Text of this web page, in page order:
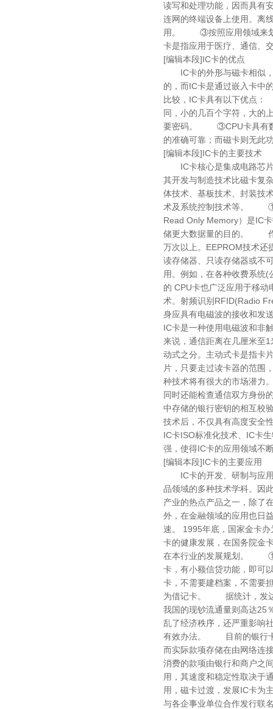
读写和处理功能，因而具有
连网的终端设备上使用。离
用。 ③按照应用领域来划
卡是指应用于医疗、通信、
[编辑本段]IC卡的优点
IC卡的外形与磁卡相似，
的，而IC卡是通过嵌入卡中
比较，IC卡具有以下优点
同，小的几百个字符，大
要密码。 ③CPU卡具有数
的准确可靠；而磁卡则无
[编辑本段]IC卡的主要技术
IC卡核心是集成电路芯片
其开发与制造技术比磁卡复
体技术、基板技术、封装技
术及系统控制技术等。
Read Only Memory）是IC
储更大数据量的目的。 作
万次以上。EEPROM技术还
读存储器、只读存储器或
用。例如，在各种收费系统
的 CPU卡也广泛应用于移
术。射频识别RFID(Radio
身应具有电磁波的接收和
IC卡是一种使用电磁波和非
来说，通信距离在几厘米
动式之分。主动式卡是指卡
片，只要走过读卡器的范
种技术将有很大的市场潜
同时还能检查通信双方身份
中存储的银行密钥的相互校
技术后，不仅具有高度安
IC卡ISO标准化技术、IC卡
强，使得IC卡的应用领域不
[编辑本段]IC卡的主要应用
IC卡的开发、研制与应用
品领域的多种技术学科。因
产业的热点产品之一，除了
外，在金融领域的应用也
速。 1995年底，国家金卡
卡的健康发展，在国务院金
在本行业的发展规划。
卡，有小额信贷功能，即
卡，不需要建档案，不需要
为借记卡。 据统计，发达
我国的现钞流通量则高达25
乱了经济秩序，还严重影响
有效办法。 目前的银行卡
而实际款项存储在由网络连
消费的款项由银行和商户之
用，其速度和稳定性取决
用，磁卡过渡，发展IC卡
与各企事业单位合作发行联